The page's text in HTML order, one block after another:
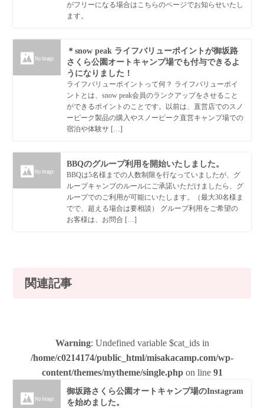
がフリーになる場合はこちらのページでお知らせいたし
ます。
＊snow peak ライフバリューポイントが御坂路
さくら公園オートキャンプ場でも付与できるよ
うになりました！
ライフバリューポイントって何？ ライフバリューポイ
ントとは、snow peak会員のランクアップをさせること
ができるポイントのことです。以前は、直営店でのスノ
ーピーク製品の購入やスノーピーク直営キャンプ場での
宿泊や体験サ […]
BBQのグループ利用を開始いたしました。
BBQは5名様までの人数制限を行なっていましたが、グ
ループキャンプのルールにご承諾いただけましたら、グ
ループでのご利用が可能にいたします。（最大30名様ま
でで、超える場合は要相談） グループ利用をご希望の
お客様は、お問合 […]
関連記事
Warning: Undefined variable $cat_ids in
/home/c0214174/public_html/misakacamp.com/wp-
content/themes/mytheme/single.phpon line 91
御坂路さくら公園オートキャンプ場のInstagram
を始めました。